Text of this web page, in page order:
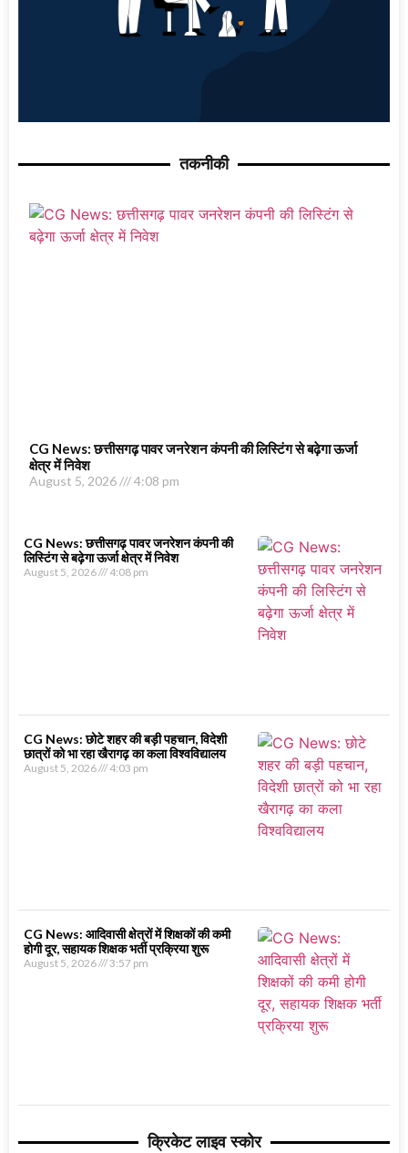
तकनीकी
CG News: छत्तीसगढ़ पावर जनरेशन कंपनी की लिस्टिंग से बढ़ेगा ऊर्जा
क्षेत्र में निवेश
August 5, 2026 4:08 pm
CG News: छत्तीसगढ़ पावर जनरेशन कंपनी की
लिस्टिंग से बढ़ेगा ऊर्जा क्षेत्र में निवेश
August 5, 2026 4:08 pm
CG News: छोटे शहर की बड़ी पहचान, विदेशी
छात्रों को भा रहा खैरागढ़ का कला विश्वविद्यालय
August 5, 2026 4:03 pm
CG News: आदिवासी क्षेत्रों में शिक्षकों की कमी
होगी दूर, सहायक शिक्षक भर्ती प्रक्रिया शुरू
August 5, 2026 3:57 pm
क्रिकेट लाइव स्कोर